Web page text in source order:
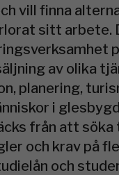
vill finna
sitt arbete.
av olika
planering,
i
från att
och krav på
och